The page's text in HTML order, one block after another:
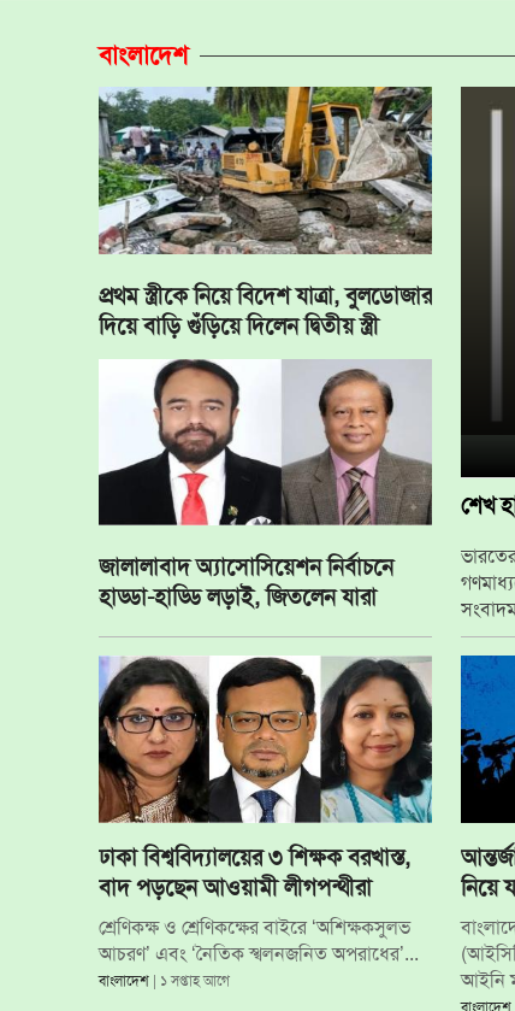
বাংলাদেশ
শেখ
প্রথম স্ত্রীকে নিয়ে বিদেশ যাত্রা, বুলডোজার
দিয়ে বাড়ি গুঁড়িয়ে দিলেন দ্বিতীয় স্ত্রী
জালালাবাদ অ্যাসোসিয়েশন নির্বাচনে
হাড্ডা-হাড্ডি লড়াই, জিতলেন যারা
ঢাকা বিশ্ববিদ্যালয়ের ৩ শিক্ষক বরখাস্ত,
বাদ পড়ছেন আওয়ামী লীগপন্থীরা
শ্রেণিকক্ষ ও শ্রেণিকক্ষের বাইরে ‘অশিক্ষকসুলভ
আচরণ’ এবং ‘নৈতিক স্খলনজনিত অপরাধের’...
বাংলাদেশ | ১ সপ্তাহ আগে
নিয়ে
আইনি